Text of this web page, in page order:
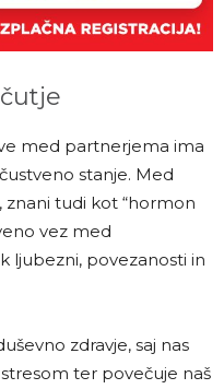
med partnerjema ima
stanje. Med
znani tudi kot “hormon
vez med
ljubezni, povezanosti in
zdravje, saj nas
ter povečuje naš